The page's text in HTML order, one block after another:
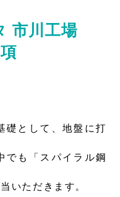
市川工場
礎として、地盤に打
でも「スパイラル鋼
いただきます。